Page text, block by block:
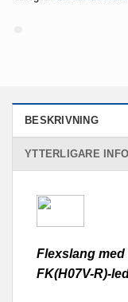
BESKRIVNING
YTTERLIGARE
Flexslang med
FK(H07V-R)-